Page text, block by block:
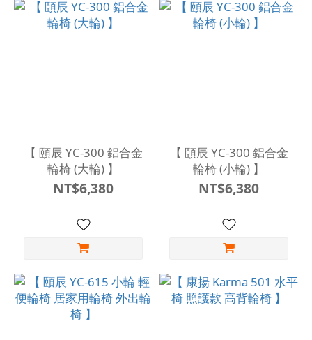
【 頤辰 YC-300 鋁合金
輪椅 (大輪) 】
NT$6,380
【 頤辰 YC-300 鋁合金
輪椅 (小輪) 】
NT$6,380